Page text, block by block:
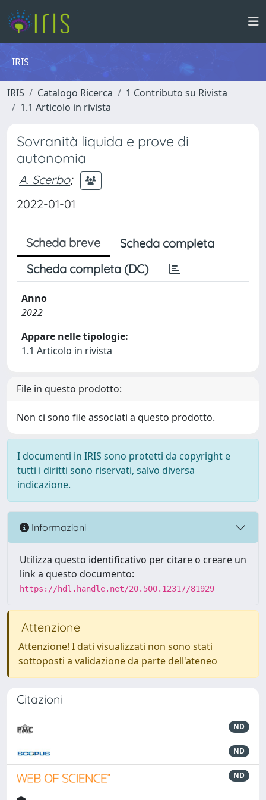
IRIS
IRIS Catalogo Ricerca
1 Contributo su Rivista
1.1 Articolo in rivista
Sovranità liquida e prove di
autonomia
A. Scerbo;
2022-01-01
Scheda breve
Scheda completa
Scheda completa (DC)
Anno
2022
Appare nelle tipologie:
1.1 Articolo in rivista
File in questo prodotto:
Non ci sono file associati a questo prodotto.
I documenti in IRIS sono protetti da copyright e
tutti i diritti sono riservati, salvo diversa
indicazione.
Informazioni
Utilizza questo identificativo per citare o creare un
link a questo documento:
https://hdl.handle.net/20.500.12317/81929
Attenzione
Attenzione! I dati visualizzati non sono stati
sottoposti a validazione da parte dell'ateneo
Citazioni
ND
ND
ND